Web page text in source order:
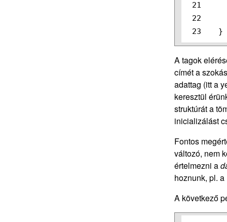
21
22
}
A tagok
címét a
adattag (itt a
keresztül
struktúrát a
inicializálást
Fontos
változó, nem
értelmezni a
hoznunk, pl.
A következő